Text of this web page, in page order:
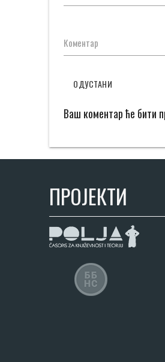
Коментар
ОДУСТАНИ
Ваш коментар ће бити
ПРОЈЕКТИ